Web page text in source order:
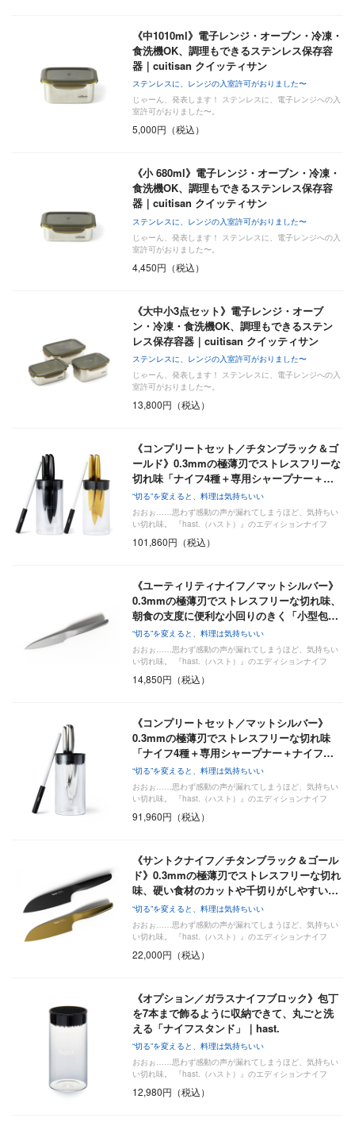
《中1010ml》電子レンジ・オーブン・冷凍・
食洗機OK、調理もできるステンレス保存容
器｜cuitisan クイッティサン
ステンレスに、レンジの入室許可がおりました〜
じゃーん、発表します！ ステンレスに、電子レンジへの入
室許可がおりました〜。
5,000円（税込）
《小 680ml》電子レンジ・オーブン・冷凍・
食洗機OK、調理もできるステンレス保存容
器｜cuitisan クイッティサン
ステンレスに、レンジの入室許可がおりました〜
じゃーん、発表します！ ステンレスに、電子レンジへの入
室許可がおりました〜。
4,450円（税込）
《大中小3点セット》電子レンジ・オーブ
ン・冷凍・食洗機OK、調理もできるステン
レス保存容器｜cuitisan クイッティサン
ステンレスに、レンジの入室許可がおりました〜
じゃーん、発表します！ ステンレスに、電子レンジへの入
室許可がおりました〜。
13,800円（税込）
《コンプリートセット／チタンブラック＆ゴ
ールド》0.3mmの極薄刃でストレスフリーな
切れ味「ナイフ4種＋専用シャープナー＋…
“切る”を変えると、料理は気持ちいい
おおぉ……思わず感動の声が漏れてしまうほど、気持ちい
い切れ味。 『hast.（ハスト）』のエディションナイフ
101,860円（税込）
《ユーティリティナイフ／マットシルバー》
0.3mmの極薄刃でストレスフリーな切れ味、
朝食の支度に便利な小回りのきく「小型包…
“切る”を変えると、料理は気持ちいい
おおぉ……思わず感動の声が漏れてしまうほど、気持ちい
い切れ味。 『hast.（ハスト）』のエディションナイフ
14,850円（税込）
《コンプリートセット／マットシルバー》
0.3mmの極薄刃でストレスフリーな切れ味
「ナイフ4種＋専用シャープナー＋ナイフ…
“切る”を変えると、料理は気持ちいい
おおぉ……思わず感動の声が漏れてしまうほど、気持ちい
い切れ味。 『hast.（ハスト）』のエディションナイフ
91,960円（税込）
《サントクナイフ／チタンブラック＆ゴール
ド》0.3mmの極薄刃でストレスフリーな切れ
味、硬い食材のカットや千切りがしやすい…
“切る”を変えると、料理は気持ちいい
おおぉ……思わず感動の声が漏れてしまうほど、気持ちい
い切れ味。 『hast.（ハスト）』のエディションナイフ
22,000円（税込）
《オプション／ガラスナイフブロック》包丁
を7本まで飾るように収納できて、丸ごと洗
える「ナイフスタンド」｜hast.
“切る”を変えると、料理は気持ちいい
おおぉ……思わず感動の声が漏れてしまうほど、気持ちい
い切れ味。 『hast.（ハスト）』のエディションナイフ
12,980円（税込）